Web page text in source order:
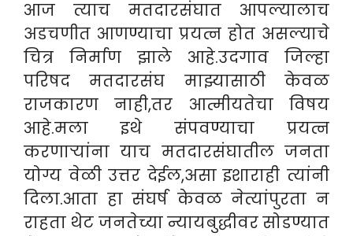
आज त्याच मतदारसंघात आपल्यालाच
अडचणीत आणण्याचा प्रयत्न होत असल्याचे
चित्र निर्माण झाले आहे.उदगाव जिल्हा
परिषद मतदारसंघ माझ्यासाठी केवळ
राजकारण नाही,तर आत्मीयतेचा विषय
आहे.मला इथे संपवण्याचा प्रयत्न
करणाऱ्यांना याच मतदारसंघातील जनता
योग्य वेळी उत्तर देईल,असा इशाराही त्यांनी
दिला.आता हा संघर्ष केवळ नेत्यांपुरता न
राहता थेट जनतेच्या न्यायबुद्धीवर सोडण्यात